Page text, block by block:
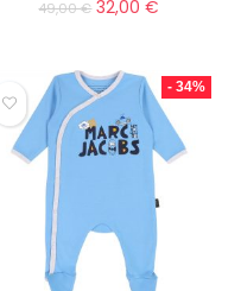
49,00€ 32,00€
- 34%